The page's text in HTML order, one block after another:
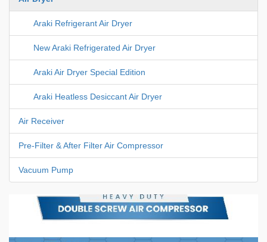
Araki Refrigerant Air Dryer
New Araki Refrigerated Air Dryer
Araki Air Dryer Special Edition
Araki Heatless Desiccant Air Dryer
Air Receiver
Pre-Filter & After Filter Air Compressor
Vacuum Pump